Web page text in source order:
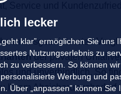
lecker
klar” ermöglichen Sie uns
Nutzungserlebnis zu
zu verbessern. So können
Werbung und
Über „anpassen” können Sie
Service und
ausgezeichneten
der privaten
und unverbindlich. So
Ihrem Absicherungsbedarf